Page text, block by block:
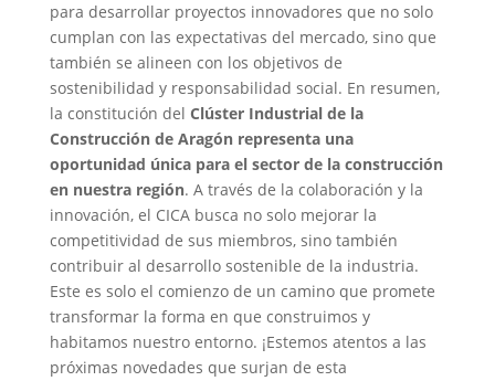
para desarrollar proyectos innovadores que no solo
cumplan con las expectativas del mercado, sino que
también se alineen con los objetivos de
sostenibilidad y responsabilidad social. En resumen,
la constitución del Clúster Industrial de la
Construcción de Aragón representa una
oportunidad única para el sector de la construcción
en nuestra región. A través de la colaboración y la
innovación, el CICA busca no solo mejorar la
competitividad de sus miembros, sino también
contribuir al desarrollo sostenible de la industria.
Este es solo el comienzo de un camino que promete
transformar la forma en que construimos y
habitamos nuestro entorno. ¡Estemos atentos a las
próximas novedades que surjan de esta